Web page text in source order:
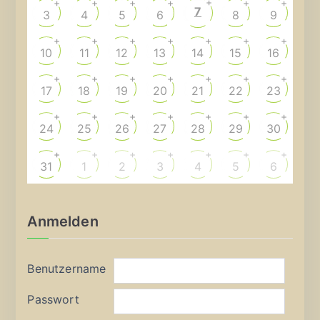
3
+
4
+
5
+
6
+
7 8
+
9
+
10
+
11
+
12
+
13
+
14
+
15
+
16
+
17
+
18
+
19
+
20
+
21
+
22
+
23
+
24
+
25
+
26
+
27
+
28
+
29
+
30
+
31
+
1
+
2
+
3
+
4
+
5
+
6
+
Anmelden
Benutzername
Passwort